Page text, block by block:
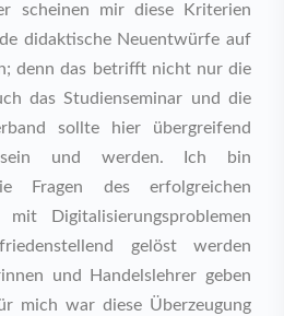
scheinen mir diese Kriterien
didaktische Neuentwürfe auf
denn das betrifft nicht nur die
das Studienseminar und die
sollte hier übergreifend
sein und werden. Ich bin
Fragen des erfolgreichen
mit Digitalisierungsproblemen
gelöst werden
und Handelslehrer geben
mich war diese Überzeugung